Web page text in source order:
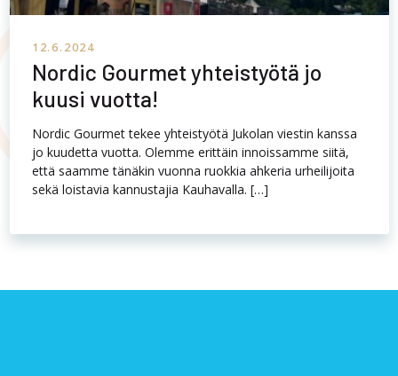
12.6.2024
Nordic Gourmet yhteistyötä jo
kuusi vuotta!
Nordic Gourmet tekee yhteistyötä Jukolan viestin kanssa
jo kuudetta vuotta. Olemme erittäin innoissamme siitä,
että saamme tänäkin vuonna ruokkia ahkeria urheilijoita
sekä loistavia kannustajia Kauhavalla. […]